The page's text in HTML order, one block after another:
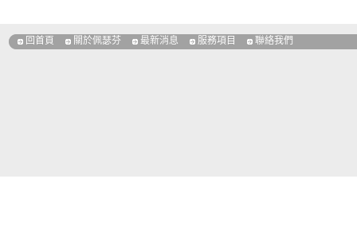
回首頁 關於佩瑟芬 最新消息 服務項目 聯絡我們